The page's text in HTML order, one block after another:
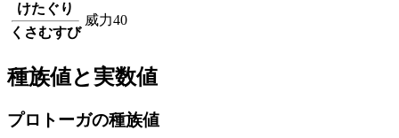
けたぐり
くさむすび
威力40
種族値と実数値
プロトーガの種族値